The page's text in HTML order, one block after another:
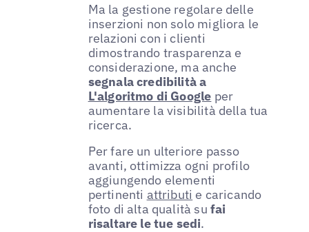
Ma la gestione regolare delle
inserzioni non solo migliora le
relazioni con i clienti
dimostrando trasparenza e
considerazione, ma anche
segnala credibilità a
L'algoritmo di Google per
aumentare la visibilità della tua
ricerca.
Per fare un ulteriore passo
avanti, ottimizza ogni profilo
aggiungendo elementi
pertinenti attributi e caricando
foto di alta qualità su fai
risaltare le tue sedi.